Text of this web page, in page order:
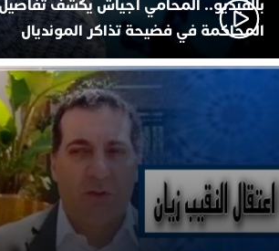
بالفيديو.. المحامي أجياش يكشف
المحاكمة في فضيحة تذاكر المونديال